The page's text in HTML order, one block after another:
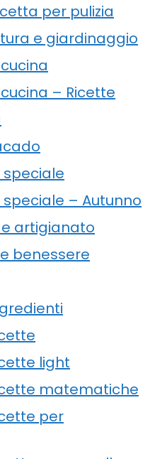
per pulizia
e giardinaggio
– Ricette
speciale
– Autunno
artigianato
benessere
light
matematiche
per